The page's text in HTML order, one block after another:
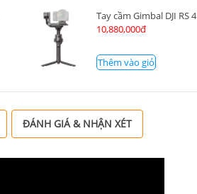
Tay cầm Gimbal DJI RS 4
10,880,000đ
Thêm vào giỏ
ĐÁNH GIÁ & NHẬN XÉT